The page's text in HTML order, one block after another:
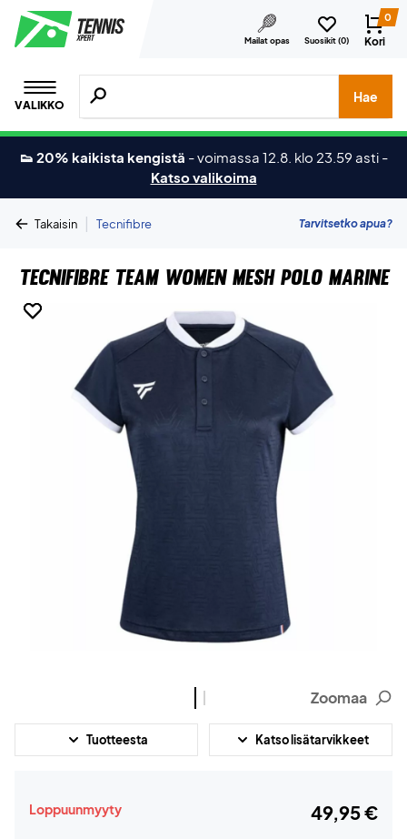
Mailat opas Suosikit (0)
0
Kori
VALIKKO
Hae tuotteita, merkkejä jne.
Hae
👟 20% kaikista kengistä -voimassa 12.8. klo 23.59 asti -
Katso valikoima
Takaisin | Tecnifibre Tarvitsetko apua?
Tecnifibre Team Women Mesh Polo Marine
Zoomaa
Tuotteesta Katso lisätarvikkeet
Loppuunmyyty 49,95 €